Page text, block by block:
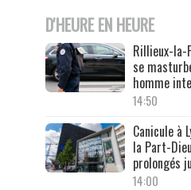
D'HEURE EN HEURE
Rillieux-la-
se
homme
14:50
Canicule à
la Part-
prolongés
14:00